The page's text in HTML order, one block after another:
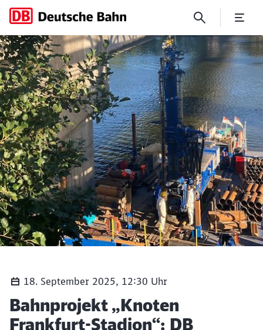
Bahnprojekt „Knoten
18. September 2025, 12:30 Uhr
Artikel:
Bahnprojekt „Knoten
Frankfurt-Stadion“: DB